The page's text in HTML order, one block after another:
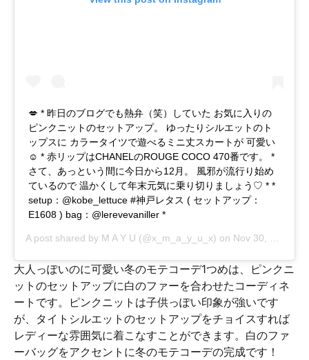
💋 * 昨日のブログでも熱弁（笑）していた お気に入りの
ピンクニットのセットアップ。 ゆったりシルエットのト
ップスに カラータイツで遊べるミニ丈スカートが 可愛い
☺︎ * 赤リップはCHANELのROUGE COCO 470番です。 *
さて、あっという間に今日から12月。 風邪が流行り始め
ているので 温かくして年末元気に乗り切りましょう♡ * *
setup：@kobe_lettuce #神戸レタス ( セットアップ：
E1608 ) bag：@lerevevaniller *
A post shared by M A Y U (@x_m_a_y_u_x) on Nov 30, 2017 at 2:38pm PST
大人っぽいのに可愛い冬のモテコーデ1つめは、ピンクニ
ットのセットアップに白のファーを合わせたコーディネ
ートです。ピンクニットは子供っぽい印象が強いです
が、タイトシルエットのセットアップをチョイスすれば
レディーな雰囲気に着こなすことができます。白のファ
ーバッグをアクセントに冬のモテコーデの完成です！